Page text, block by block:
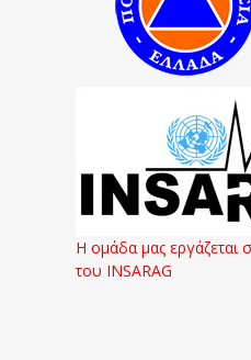
Η ομάδα μας εργάζεται
του INSARAG